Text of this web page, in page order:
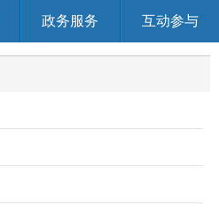
政务服务 互动参与